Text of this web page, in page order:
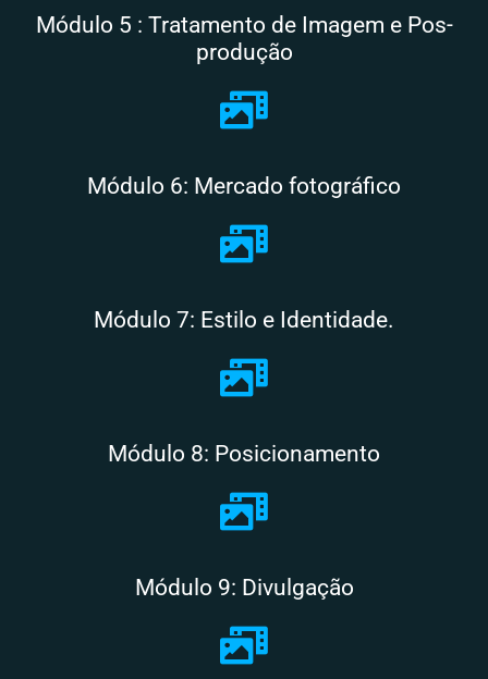
Módulo 5 : Tratamento de Imagem e Pos-
produção
Módulo 6: Mercado fotográfico
Módulo 7: Estilo e Identidade.
Módulo 8: Posicionamento
Módulo 9: Divulgação